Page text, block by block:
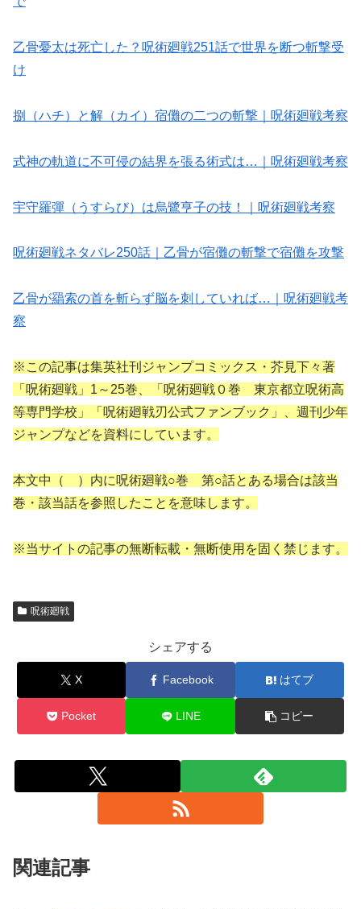
乙骨憂太は死亡した？呪術廻戦251話で世界を断つ斬撃受
け
捌（ハチ）と解（カイ）宿儺の二つの斬撃｜呪術廻戦考察
式神の軌道に不可侵の結界を張る術式は…｜呪術廻戦考察
宇守羅彈（うすらび）は烏鷺亨子の技！｜呪術廻戦考察
呪術廻戦ネタバレ250話｜乙骨が宿儺の斬撃で宿儺を攻撃
乙骨が羂索の首を斬らず脳を刺していれば…｜呪術廻戦考
察
※この記事は集英社刊ジャンプコミックス・芥見下々著
「呪術廻戦」1～25巻、「呪術廻戦０巻 東京都立呪術高
等専門学校」「呪術廻戦刃公式ファンブック」、週刊少年
ジャンプなどを資料にしています。
本文中（ ）内に呪術廻戦○巻 第○話とある場合は該当
巻・該当話を参照したことを意味します。
※当サイトの記事の無断転載・無断使用を固く禁じます。
呪術廻戦
シェアする
X Facebook はてブ
Pocket LINE コピー
関連記事